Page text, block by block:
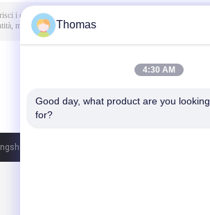
Co.,Ltd. All Rights Reserved.
Thomas
4:30 AM
Good day, what product are you looking
for?